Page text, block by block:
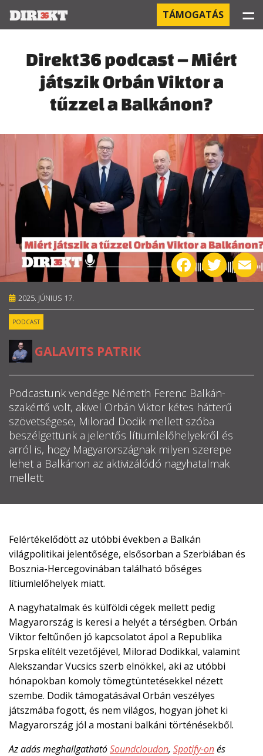
PROJEKTEK
KÓRHÁZI FERTŐZÉSEK
ORBÁN ÉS A GAZDASÁG
OROSZ KAPCSOLATOK
PEGASUS-MEGFIGYELÉSEK
AZ ORBÁN CSALÁD ÜZLETEI
OFFSHORE TITKOK
ALAPELVEK
CSAPAT
MŰKÖDÉS
TÁMOGATÁS
1%
WEBSHOP

EN

CSATLAKOZZ
A
TÁMOGATÓI
KÖRHÖZ!
TÁMOGATÁS ☰
Direkt36 podcast – Miért
játszik Orbán Viktor a
tűzzel a Balkánon?
2025. JÚNIUS 17.
PODCAST
GALAVITS PATRIK
Podcastunk vendége Németh Ferenc Balkán-
szakértő volt, akivel Orbán Viktor kétes hátterű
szövetségese, Milorad Dodik mellett szóba
beszélgettünk a jelentős lítiumlelőhelyekről és
arról is, hogy Magyarországnak milyen szerepe
lehet a Balkánon az aktivizálódó nagyhatalmak
mellett.
FacebookTwitter
Felértékelődött az utóbbi években a Balkán
világpolitikai jelentősége, elsősorban a Szerbiában és
Bosznia-Hercegovinában található bőséges
lítiumlelőhelyek miatt.
A nagyhatalmak és külföldi cégek mellett pedig
Magyarország is keresi a helyét a térségben. Orbán
Viktor feltűnően jó kapcsolatot ápol a Republika
Srpska elítélt vezetőjével, Milorad Dodikkal, valamint
Alekszandar Vucsics szerb elnökkel, aki az utóbbi
hónapokban komoly tömegtüntetésekkel nézett
szembe. Dodik támogatásával Orbán veszélyes
játszmába fogott, és nem világos, hogyan jöhet ki
Magyarország jól a mostani balkáni történésekből.
Az adás meghallgathatóSoundcloudon, Spotify-onés